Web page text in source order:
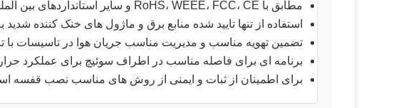
مطابق با RoHS، WEEE، FCC، CE و سایر استانداردهای بین المللی قانونی
استفاده از تنها تایید شده منابع برق و ماژول های خنک کننده
تضمین تهویه مناسب و مدیریت مناسب جریان هوا در تاسیسات با
برنامه ای برای فاصله مناسب در اطراف سوئیچ برای عملکرد
برای اطمینان از ثبات و ایمنی از روش های مناسب نصب قفسه